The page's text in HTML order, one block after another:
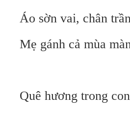
Áo sờn vai, chân
Mẹ gánh cả mùa
Quê hương trong